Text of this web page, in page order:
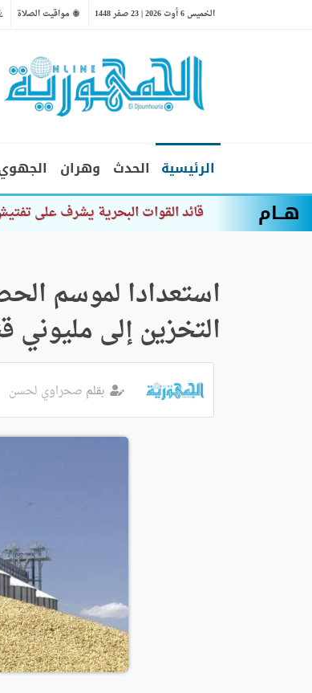
الخميس 6 أوت 2026 | 23 صفر 1448 مواقيت الصلاة
الرئيسية الحدث وهران
هــام قائد القوات البحرية يشرف على تفتيش
التخزين إلى مليوني
بقلم صحراوي لحسن